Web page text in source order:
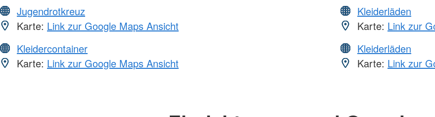
Jugendrotkreuz
Karte: Link zur Google Maps Ansicht
Kleidercontainer
Karte: Link zur Google Maps Ansicht
Kleiderläden
Karte: Link zur
Kleiderläden
Karte: Link zur